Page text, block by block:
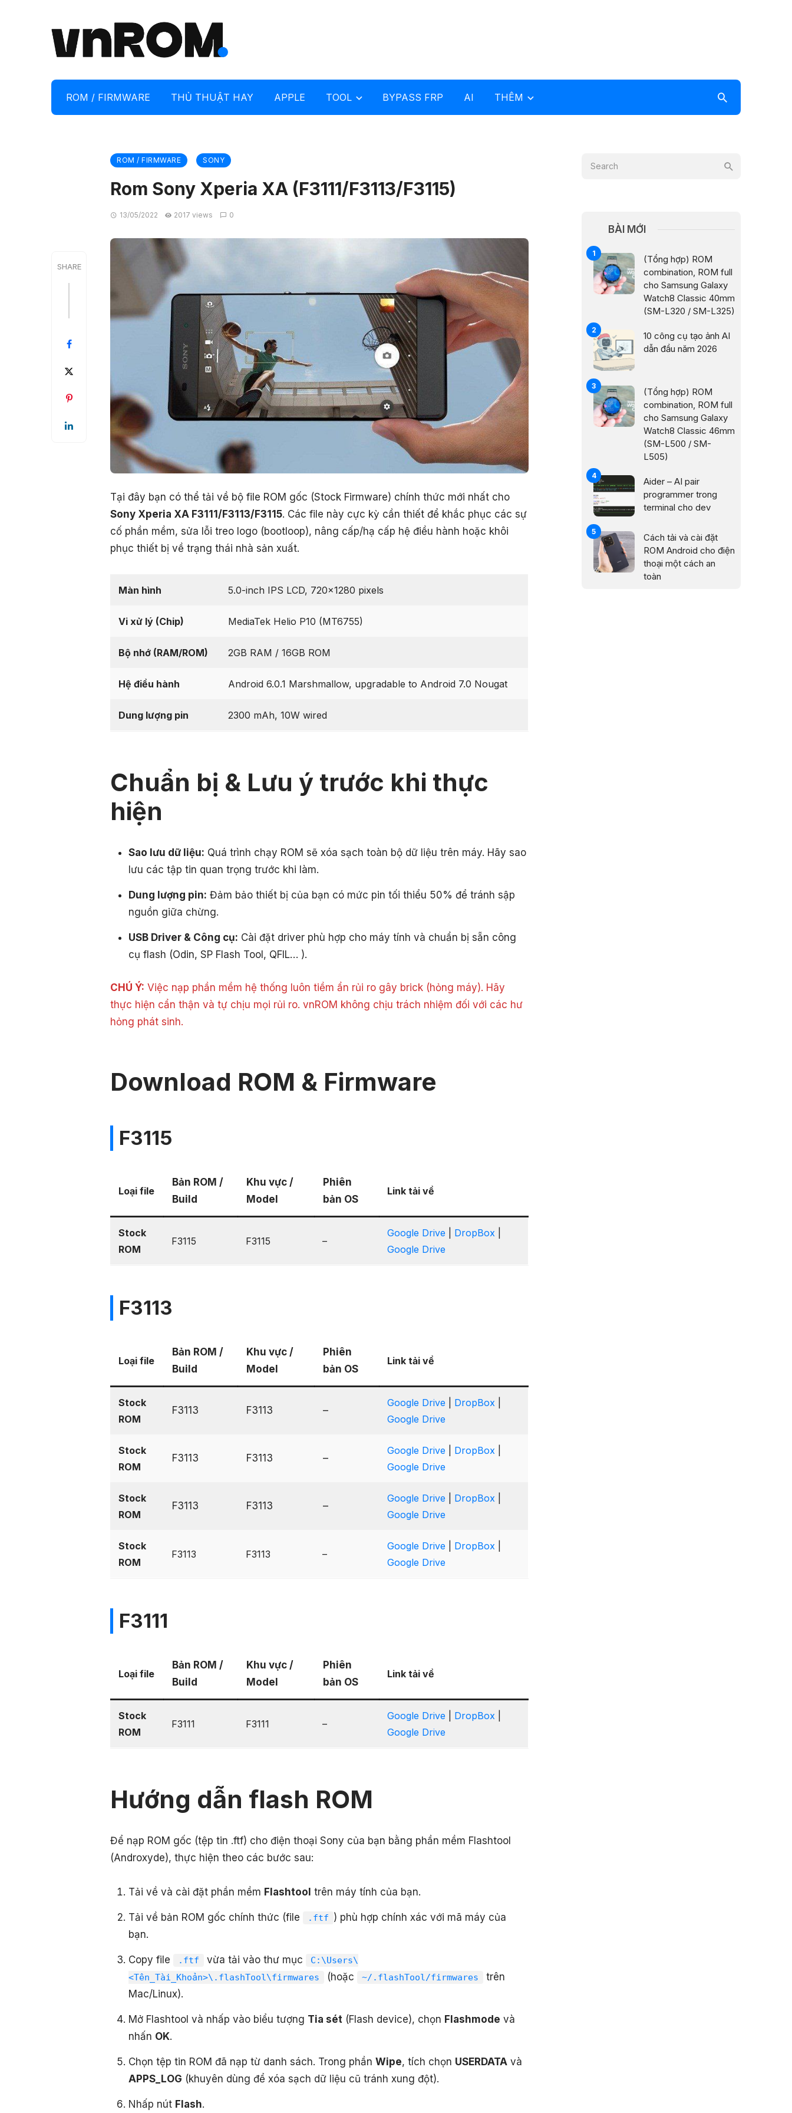
ROM / FIRMWARE THỦ THUẬT HAY APPLE TOOL BYPASS FRP AI THÊM
ROM / FIRMWARE SONY
Rom Sony Xperia XA (F3111/F3113/F3115)
13/05/2022 2017 views 0
SHARE
Tại đây bạn có thể tải về bộ file ROM gốc (Stock Firmware) chính thức mới nhất cho
Sony Xperia XA F3111/F3113/F3115. Các file này cực kỳ cần thiết để khắc phục các sự
cố phần mềm, sửa lỗi treo logo (bootloop), nâng cấp/hạ cấp hệ điều hành hoặc khôi
phục thiết bị về trạng thái nhà sản xuất.
Màn hình 5.0-inch IPS LCD, 720×1280 pixels
Vi xử lý (Chip) MediaTek Helio P10 (MT6755)
Bộ nhớ (RAM/ROM) 2GB RAM / 16GB ROM
Hệ điều hành Android 6.0.1 Marshmallow, upgradable to Android 7.0 Nougat
Dung lượng pin 2300 mAh, 10W wired
Chuẩn bị & Lưu ý trước khi thực
hiện
Sao lưu dữ liệu: Quá trình chạy ROM sẽ xóa sạch toàn bộ dữ liệu trên máy. Hãy sao
lưu các tập tin quan trọng trước khi làm.
Dung lượng pin: Đảm bảo thiết bị của bạn có mức pin tối thiểu 50% để tránh sập
nguồn giữa chừng.
USB Driver & Công cụ: Cài đặt driver phù hợp cho máy tính và chuẩn bị sẵn công
cụ flash (Odin, SP Flash Tool, QFIL… ).
CHÚ Ý: Việc nạp phần mềm hệ thống luôn tiềm ẩn rủi ro gây brick (hỏng máy). Hãy
thực hiện cẩn thận và tự chịu mọi rủi ro. vnROM không chịu trách nhiệm đối với các hư
hỏng phát sinh.
Download ROM & Firmware
F3115
Loại file
Bản ROM /
Build
Khu vực /
Model
Phiên
bản OS
Link tải về
Stock
ROM
F3115 F3115 –
Google Drive DropBox|
Google Drive
F3113
Loại file
Bản ROM /
Build
Khu vực /
Model
Phiên
bản OS
Link tải về
Stock
ROM
F3113 F3113 –
Google Drive DropBox
Google Drive
Stock
ROM
F3113 F3113 –
Google Drive| DropBox
Google Drive
Stock
ROM
F3113 F3113 –
Google Drive DropBox
Google Drive
Stock
ROM
F3113 F3113 –
Google Drive| DropBox
Google Drive
F3111
Loại file
Bản ROM /
Build
Khu vực /
Model
Phiên
bản OS
Link tải về
Stock
ROM
F3111 F3111 –
Google Drive DropBox
Google Drive
Hướng dẫn flash ROM
Để nạp ROM gốc (tệp tin .ftf) cho điện thoại Sony của bạn bằng phần mềm Flashtool
(Androxyde), thực hiện theo các bước sau:
Tải về và cài đặt phần mềm Flashtool trên máy tính của bạn.
Tải về bản ROM gốc chính thức (file .ftf ) phù hợp chính xác với mã máy của
bạn.
Copy file .ftf vừa tải vào thư mục
C:\Users\
<Tên_Tài_Khoản>\.flashTool\firmwares
(hoặc ~/.flashTool/firmwares
trên
Mac/Linux).
Mở Flashtool và nhấp vào biểu tượng Tia sét (Flash device), chọn Flashmode và
nhấn OK.
Chọn tệp tin ROM đã nạp từ danh sách. Trong phần Wipe, tích chọn USERDATAvà
APPS_LOG (khuyên dùng để xóa sạch dữ liệu cũ tránh xung đột).
Nhấp nút Flash.
BÀI MỚI
(Tổng hợp) ROM
combination, ROM full
cho Samsung Galaxy
Watch8 Classic 40mm
(SM-L320 / SM-L325)
10 công cụ tạo ảnh AI
dẫn đầu năm 2026
(Tổng hợp) ROM
combination, ROM full
cho Samsung Galaxy
Watch8 Classic 46mm
(SM-L500 / SM-
L505)
Aider – AI pair
programmer trong
terminal cho dev
Cách tải và cài đặt
ROM Android cho điện
thoại một cách an
toàn